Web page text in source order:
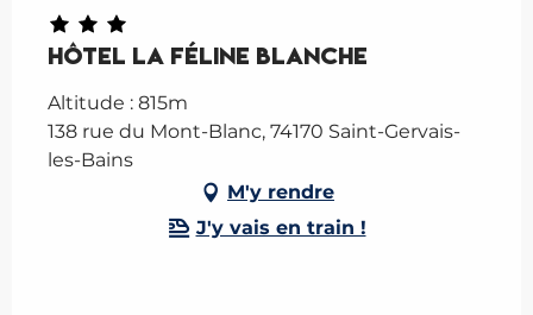
Hôtel La Féline Blanche
Altitude : 815m
138 rue du Mont-Blanc, 74170 Saint-Gervais-
les-Bains
M'y rendre
J'y vais en train !